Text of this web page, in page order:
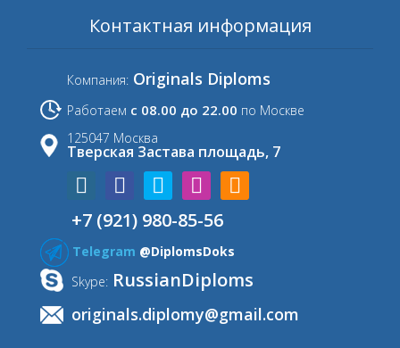
Контактная информация
Компания: Originals Diploms
Работаем с 08.00 до 22.00 по Москве
125047 Москва
Тверская Застава площадь, 7
+7 (921) 980-85-56
Telegram @DiplomsDoks
Skype: RussianDiploms
originals.diplomy@gmail.com